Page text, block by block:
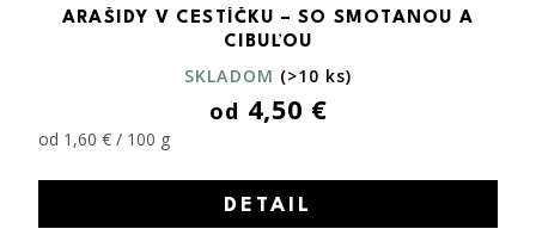
ARAŠIDY V CESTÍČKU – SO SMOTANOU A
CIBUĽOU
SKLADOM (>10 ks)
od 4,50 €
od 1,60 € / 100 g
DETAIL